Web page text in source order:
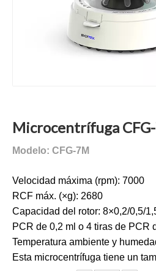
Microcentrífuga
Modelo: CFG-7M
Velocidad máxima (rpm): 7000
RCF máx. (×g): 2680
Capacidad del rotor: 8×0,2/0,5/
PCR de 0,2 ml o 4 tiras de PCR
Temperatura ambiente y
Esta microcentrífuga tiene un